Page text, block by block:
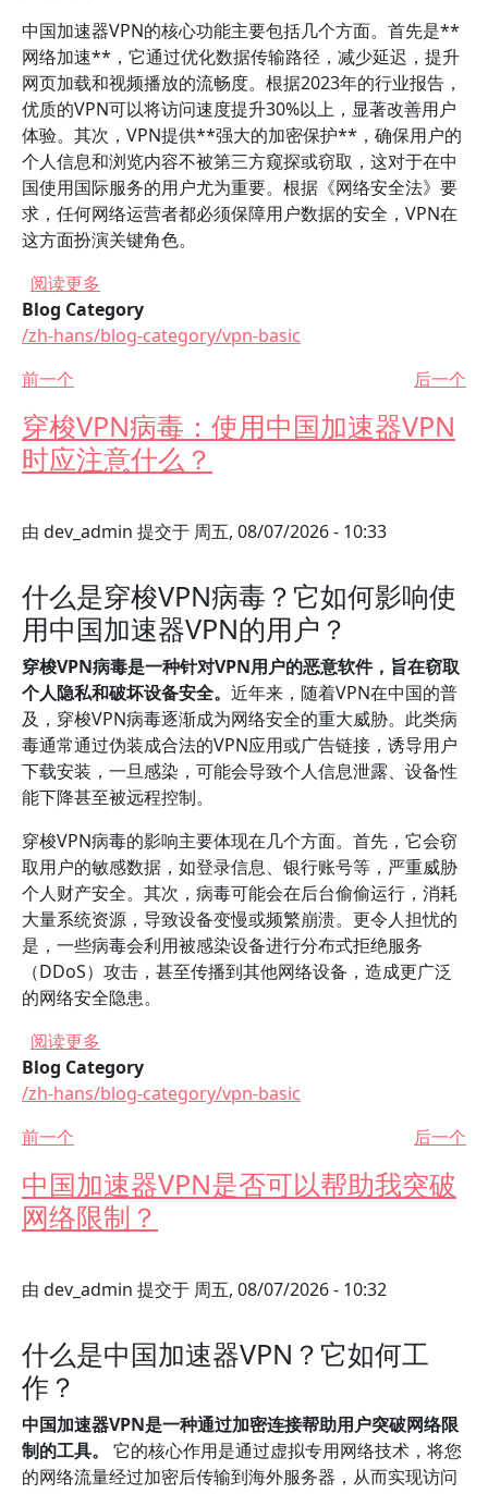
中国加速器VPN的核心功能主要包括几个方面。首先是**
网络加速**，它通过优化数据传输路径，减少延迟，提升
网页加载和视频播放的流畅度。根据2023年的行业报告，
优质的VPN可以将访问速度提升30%以上，显著改善用户
体验。其次，VPN提供**强大的加密保护**，确保用户的
个人信息和浏览内容不被第三方窥探或窃取，这对于在中
国使用国际服务的用户尤为重要。根据《网络安全法》要
求，任何网络运营者都必须保障用户数据的安全，VPN在
这方面扮演关键角色。
阅读更多
Blog Category
/zh-hans/blog-category/vpn-basic
前一个
后一个
穿梭VPN病毒：使用中国加速器VPN
时应注意什么？
由 dev_admin 提交于 周五, 08/07/2026 - 10:33
什么是穿梭VPN病毒？它如何影响使
用中国加速器VPN的用户？
穿梭VPN病毒是一种针对VPN用户的恶意软件，旨在窃取
个人隐私和破坏设备安全。 近年来，随着VPN在中国的普
及，穿梭VPN病毒逐渐成为网络安全的重大威胁。此类病
毒通常通过伪装成合法的VPN应用或广告链接，诱导用户
下载安装，一旦感染，可能会导致个人信息泄露、设备性
能下降甚至被远程控制。
穿梭VPN病毒的影响主要体现在几个方面。首先，它会窃
取用户的敏感数据，如登录信息、银行账号等，严重威胁
个人财产安全。其次，病毒可能会在后台偷偷运行，消耗
大量系统资源，导致设备变慢或频繁崩溃。更令人担忧的
是，一些病毒会利用被感染设备进行分布式拒绝服务
（DDoS）攻击，甚至传播到其他网络设备，造成更广泛
的网络安全隐患。
阅读更多
Blog Category
/zh-hans/blog-category/vpn-basic
前一个
后一个
中国加速器VPN是否可以帮助我突破
网络限制？
由 dev_admin 提交于 周五, 08/07/2026 - 10:32
什么是中国加速器VPN？它如何工
作？
中国加速器VPN是一种通过加密连接帮助用户突破网络限
制的工具。
它的核心作用是通过虚拟专用网络技术，将您
的网络流量经过加密后传输到海外服务器，从而实现访问